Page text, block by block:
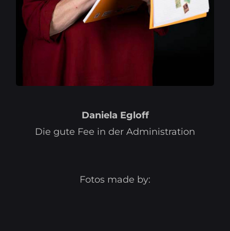
Daniela Egloff
Die gute Fee in der Administration
Fotos made by: